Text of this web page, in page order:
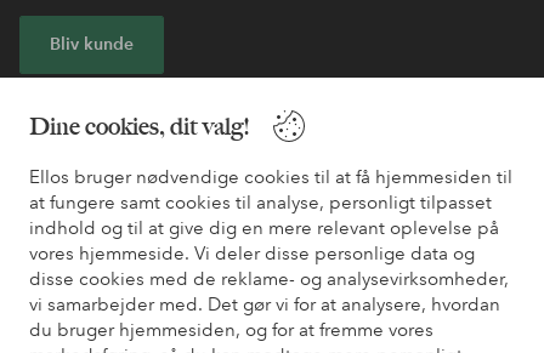
Dine cookies, dit valg!
Ellos bruger nødvendige cookies til at få hjemmesiden til
at fungere samt cookies til analyse, personligt tilpasset
indhold og til at give dig en mere relevant oplevelse på
vores hjemmeside. Vi deler disse personlige data og
disse cookies med de reklame- og analysevirksomheder,
vi samarbejder med. Det gør vi for at analysere, hvordan
du bruger hjemmesiden, og for at fremme vores
Bliv kunde
Har du brug for hjælp?
Du kan finde svar på de oftest stillede spørgsmål i vores FAQ.
Du kan også finde oplysninger om, hvordan du kontakter os.
Kundeservice Bestilling Betalingsmåde